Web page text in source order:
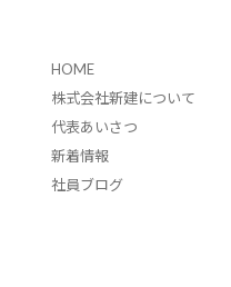
HOME
株式会社新建について
代表あいさつ
新着情報
社員ブログ